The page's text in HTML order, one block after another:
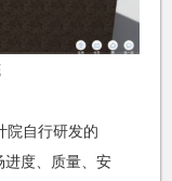
院自行研发的
进度、质量、安